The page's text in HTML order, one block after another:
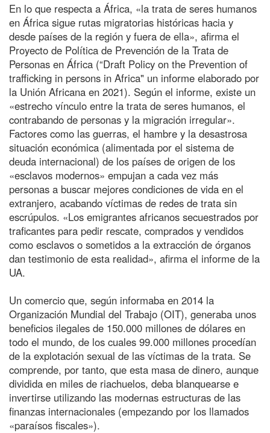
En lo que respecta a África, «la trata de seres humanos
en África sigue rutas migratorias históricas hacia y
desde países de la región y fuera de ella», afirma el
Proyecto de Política de Prevención de la Trata de
Personas en África (“Draft Policy on the Prevention of
trafficking in persons in Africa" un informe elaborado por
la Unión Africana en 2021). Según el informe, existe un
«estrecho vínculo entre la trata de seres humanos, el
contrabando de personas y la migración irregular».
Factores como las guerras, el hambre y la desastrosa
situación económica (alimentada por el sistema de
deuda internacional) de los países de origen de los
«esclavos modernos» empujan a cada vez más
personas a buscar mejores condiciones de vida en el
extranjero, acabando víctimas de redes de trata sin
escrúpulos. «Los emigrantes africanos secuestrados por
traficantes para pedir rescate, comprados y vendidos
como esclavos o sometidos a la extracción de órganos
dan testimonio de esta realidad», afirma el informe de la
UA.
Un comercio que, según informaba en 2014 la
Organización Mundial del Trabajo (OIT), generaba unos
beneficios ilegales de 150.000 millones de dólares en
todo el mundo, de los cuales 99.000 millones procedían
de la explotación sexual de las víctimas de la trata. Se
comprende, por tanto, que esta masa de dinero, aunque
dividida en miles de riachuelos, deba blanquearse e
invertirse utilizando las modernas estructuras de las
finanzas internacionales (empezando por los llamados
«paraísos fiscales»).